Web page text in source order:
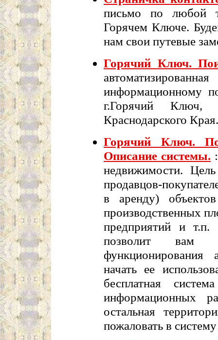
письмо по любой
Горячем Ключе.
нам свои путевые
Горячий Ключ.
информационному
г.Горячий Ключ,
Краснодарского Края.
Горячий Ключ.
Описание системы.
недвижимости.
продавцов-
в аренду)
производственных
предприятий и т.п.
позволит вам
функционирования
начать ее
бесплатная
информационных
остальная
пожаловать в